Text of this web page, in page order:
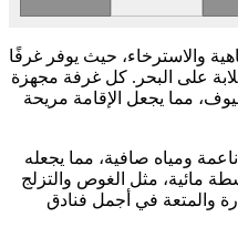
والاسترخاء، حيث يوفر غرفًا
على البحر. كل غرفة مجهزة
مما يجعل الإقامة مريحة
ومياه صافية، مما يجعله
مائية، مثل الغوص والتزلج
والمتعة في أجمل فنادق